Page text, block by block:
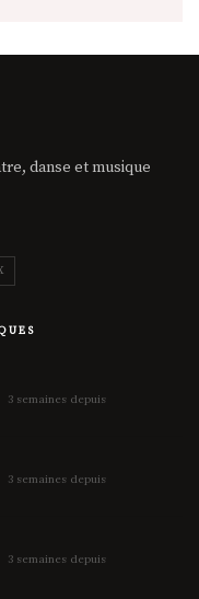
danse et musique
3 semaines depuis
3 semaines depuis
3 semaines depuis